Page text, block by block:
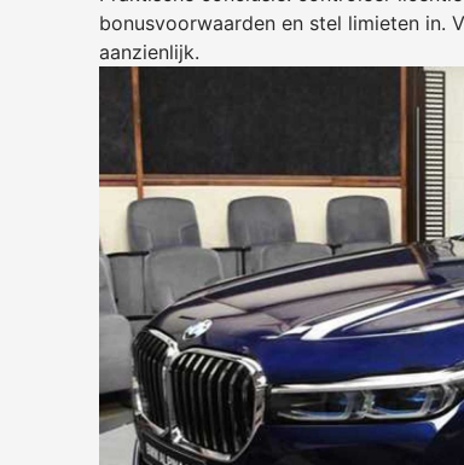
bonusvoorwaarden en stel limieten in.
aanzienlijk.